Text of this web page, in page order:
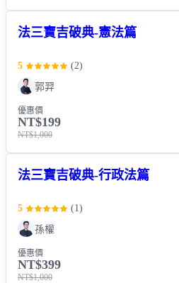
法三寶吉破典-憲法篇
5 (2)
郭羿
優惠價
NT$199
NT$1,000
法三寶吉破典-行政法篇
5 (1 )
孫權
優惠價
NT$399
NT$1,000